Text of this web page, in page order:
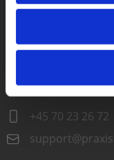
Alle hverdage 8.00-
+45 70 23 26 72